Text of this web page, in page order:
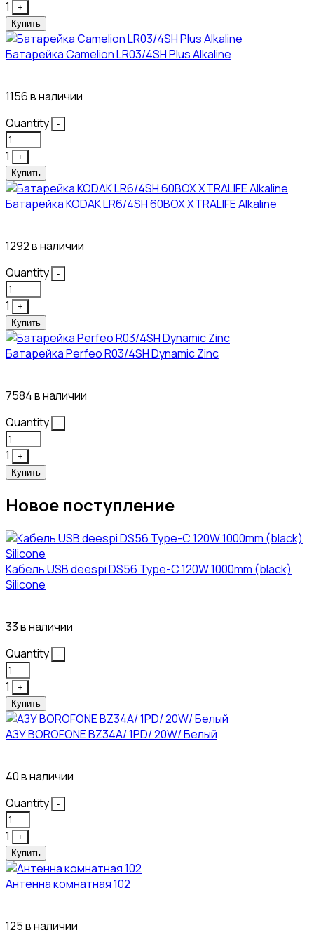
1
+
Купить
Батарейка Camelion LR03/4SH Plus Alkaline
1156 в наличии
Quantity
-
1
+
Купить
Батарейка KODAK LR6/4SH 60BOX XTRALIFE Alkaline
1292 в наличии
Quantity
-
1
+
Купить
Батарейка Perfeo R03/4SH Dynamic Zinc
7584 в наличии
Quantity
-
1
+
Купить
Новое поступление
Кабель USB deespi DS56 Type-C 120W 1000mm (black)
Silicone
33 в наличии
Quantity
-
1
+
Купить
АЗУ BOROFONE BZ34A/ 1PD/ 20W/ Белый
40 в наличии
Quantity
-
1
+
Купить
Антенна комнатная 102
125 в наличии